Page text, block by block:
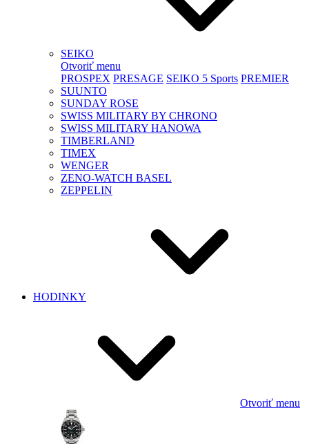
SEIKO
Otvoriť menu
PROSPEX PRESAGE SEIKO 5 Sports PREMIER
SUUNTO
SUNDAY ROSE
SWISS MILITARY BY CHRONO
SWISS MILITARY HANOWA
TIMBERLAND
TIMEX
WENGER
ZENO-WATCH BASEL
ZEPPELIN
HODINKY
Otvoriť menu